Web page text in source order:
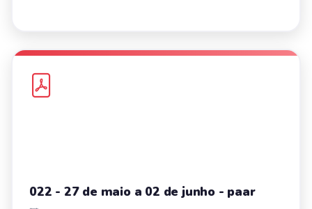
022 - 27 de maio a 02 de junho - paar